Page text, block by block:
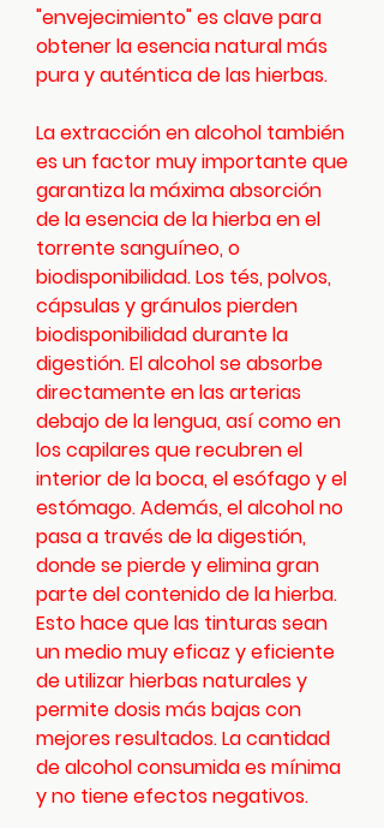
"envejecimiento" es clave para
obtener la esencia natural más
pura y auténtica de las hierbas.
La extracción en alcohol también
es un factor muy importante que
garantiza la máxima absorción
de la esencia de la hierba en el
torrente sanguíneo, o
biodisponibilidad. Los tés, polvos,
cápsulas y gránulos pierden
biodisponibilidad durante la
digestión. El alcohol se absorbe
directamente en las arterias
debajo de la lengua, así como en
los capilares que recubren el
interior de la boca, el esófago y el
estómago. Además, el alcohol no
pasa a través de la digestión,
donde se pierde y elimina gran
parte del contenido de la hierba.
Esto hace que las tinturas sean
un medio muy eficaz y eficiente
de utilizar hierbas naturales y
permite dosis más bajas con
mejores resultados. La cantidad
de alcohol consumida es mínima
y no tiene efectos negativos.